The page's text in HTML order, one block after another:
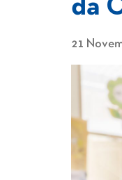
da
21